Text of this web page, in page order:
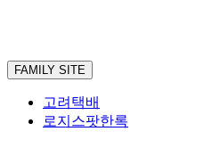
FAMILY SITE
고려택배
로지스팟한록